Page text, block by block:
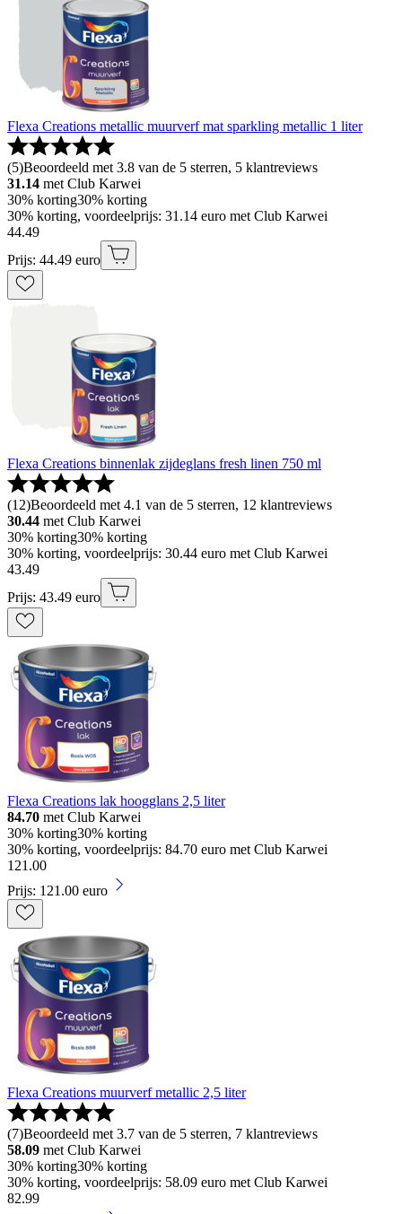
Flexa Creations metallic muurverf mat sparkling metallic 1 liter
(5)Beoordeeld met 3.8 van de 5 sterren, 5 klantreviews
31.14 met Club Karwei
30% korting30% korting
30% korting, voordeelprijs: 31.14 euro met Club Karwei
44.49
Prijs: 44.49 euro
Flexa Creations binnenlak zijdeglans fresh linen 750 ml
(12)Beoordeeld met 4.1 van de 5 sterren, 12 klantreviews
30.44 met Club Karwei
30% korting30% korting
30% korting, voordeelprijs: 30.44 euro met Club Karwei
43.49
Prijs: 43.49 euro
Flexa Creations lak hoogglans 2,5 liter
84.70 met Club Karwei
30% korting30% korting
30% korting, voordeelprijs: 84.70 euro met Club Karwei
121 .00
Prijs: 121.00 euro
Flexa Creations muurverf metallic 2,5 liter
(7)Beoordeeld met 3.7 van de 5 sterren, 7 klantreviews
58.09 met Club Karwei
30% korting30% korting
30% korting, voordeelprijs: 58.09 euro met Club Karwei
82.99